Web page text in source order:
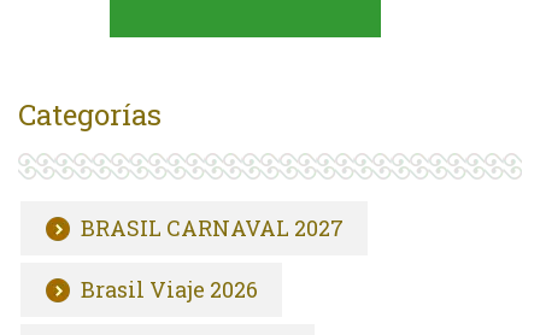
Categorías
BRASIL CARNAVAL 2027
Brasil Viaje 2026